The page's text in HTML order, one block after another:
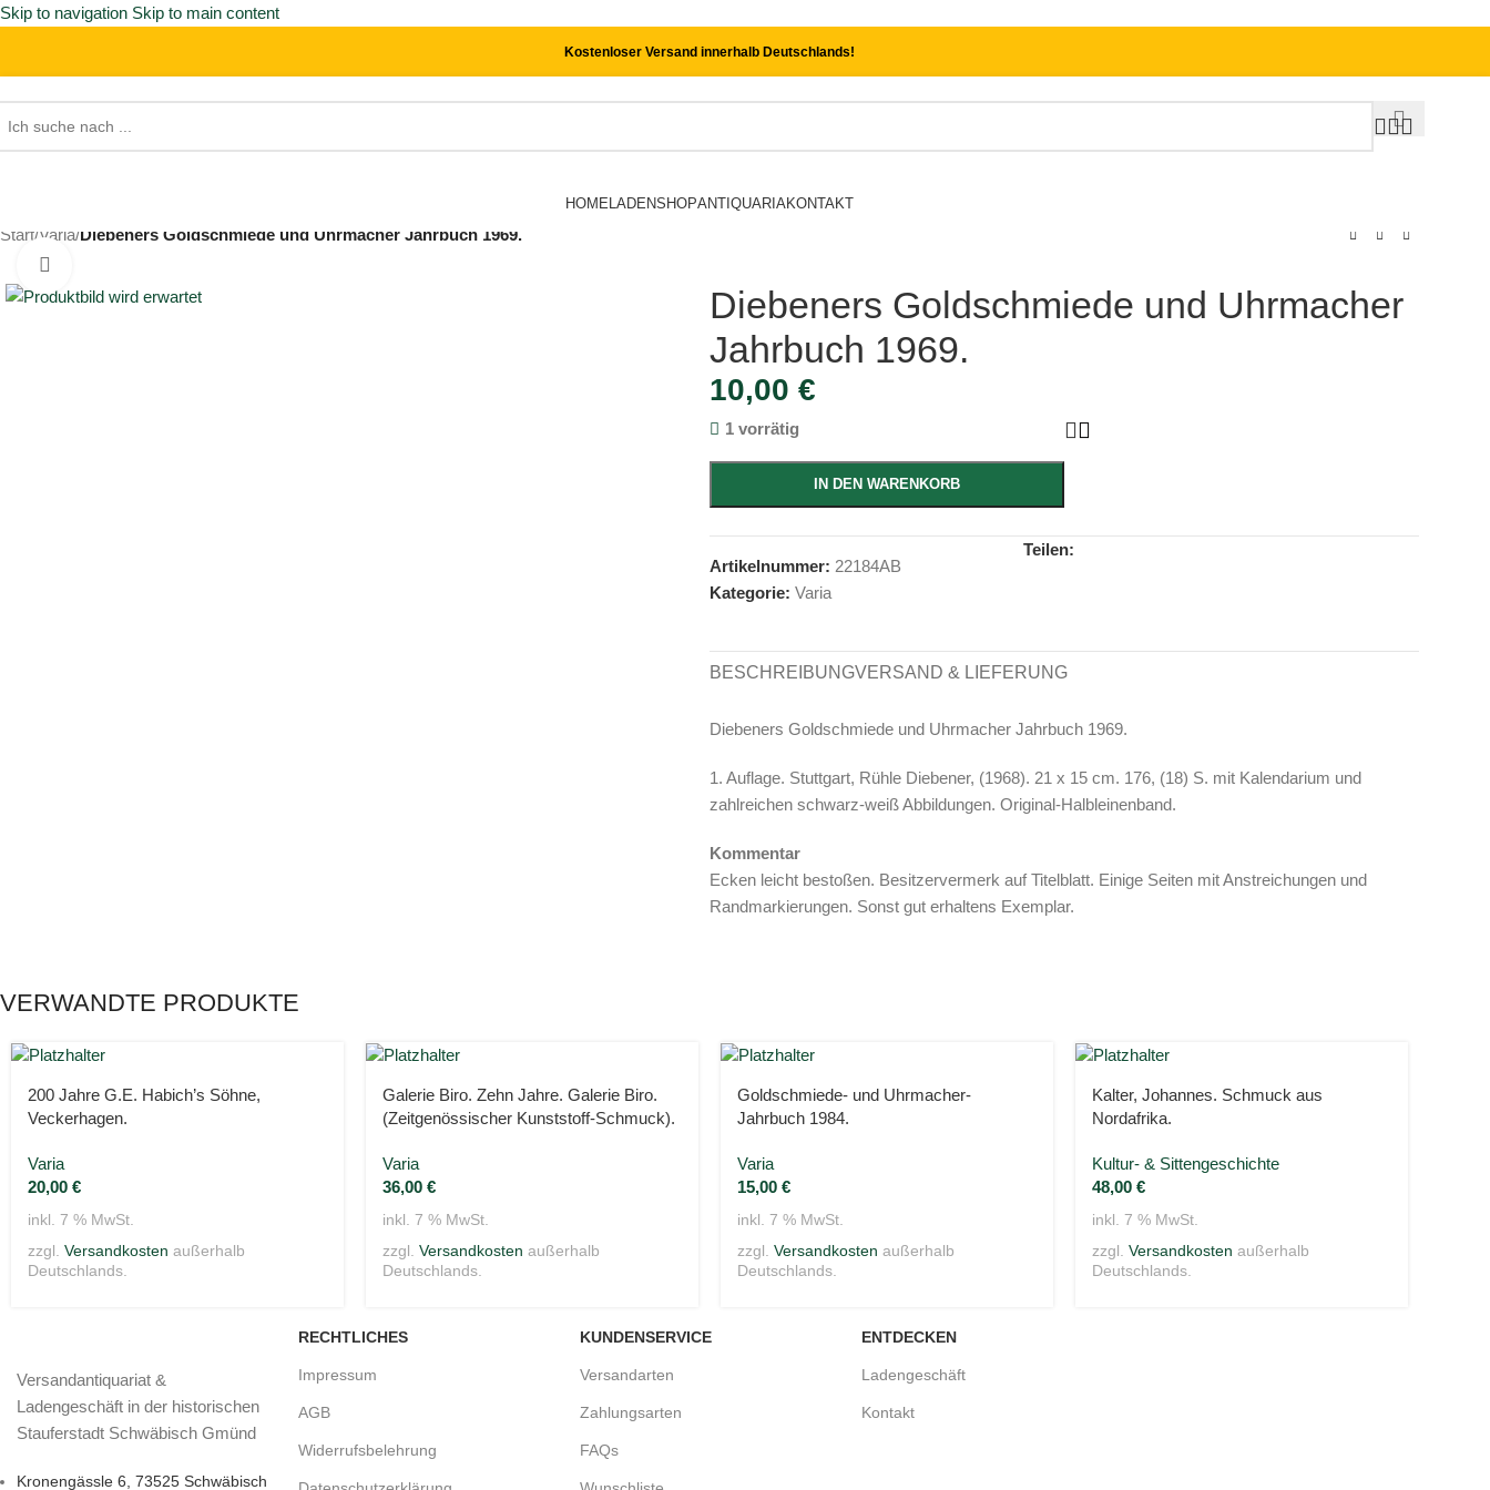
Skip to navigation Skip to main content
Kostenloser Versand innerhalb Deutschlands!
HOME LADENSHOPANTIQUARIAKONTAKT
Start/Varia/Diebeners Goldschmiede und Uhrmacher Jahrbuch 1969.
Diebeners Goldschmiede und Uhrmacher
Jahrbuch 1969.
10,00 €
1 vorrätig
IN DEN WARENKORB
Artikelnummer: 22184AB
Kategorie: Varia
Teilen:
BESCHREIBUNGVERSAND & LIEFERUNG
Diebeners Goldschmiede und Uhrmacher Jahrbuch 1969.
1. Auflage. Stuttgart, Rühle Diebener, (1968). 21 x 15 cm. 176, (18) S. mit Kalendarium und
zahlreichen schwarz-weiß Abbildungen. Original-Halbleinenband.
Kommentar
Ecken leicht bestoßen. Besitzervermerk auf Titelblatt. Einige Seiten mit Anstreichungen und
Randmarkierungen. Sonst gut erhaltens Exemplar.
VERWANDTE PRODUKTE
200 Jahre G.E. Habich’s Söhne,
Veckerhagen.
Varia
20,00 €
inkl. 7 % MwSt.
zzgl. Versandkosten außerhalb
Deutschlands.
Galerie Biro. Zehn Jahre. Galerie Biro.
(Zeitgenössischer Kunststoff-Schmuck).
Varia
36,00 €
inkl. 7 % MwSt.
zzgl. Versandkosten außerhalb
Deutschlands.
Goldschmiede- und Uhrmacher-
Jahrbuch 1984.
Varia
15,00 €
inkl. 7 % MwSt.
zzgl. Versandkosten außerhalb
Deutschlands.
Kalter, Johannes. Schmuck aus
Nordafrika.
Kultur- & Sittengeschichte
48,00 €
inkl. 7 % MwSt.
zzgl. Versandkosten außerhalb
Deutschlands.
Versandantiquariat &
Ladengeschäft in der historischen
Stauferstadt Schwäbisch Gmünd
Kronengässle 6, 73525 Schwäbisch
RECHTLICHES
Impressum
AGB
Widerrufsbelehrung
KUNDENSERVICE
Versandarten
Zahlungsarten
FAQs
ENTDECKEN
Ladengeschäft
Kontakt